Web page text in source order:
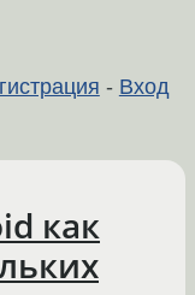
- Вход
как